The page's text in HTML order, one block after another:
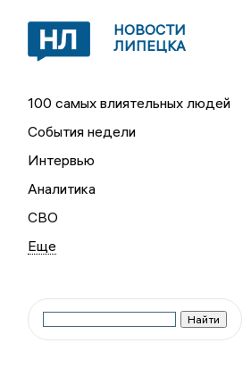
НОВОСТИ
ЛИПЕЦКА
100 самых влиятельных людей
События недели
Интервью
Аналитика
СВО